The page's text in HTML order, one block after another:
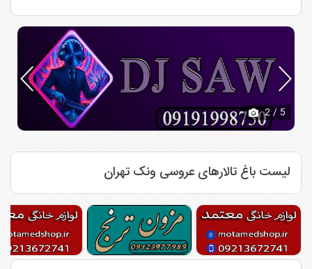
2/ 5
لیست باغ تالارهای عروسی ونک تهران